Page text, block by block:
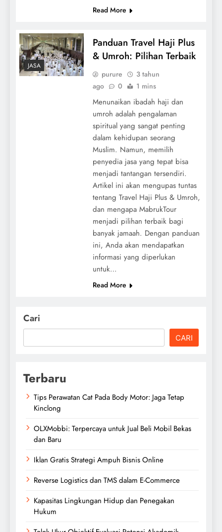
Read More
JASA
Panduan Travel Haji Plus
& Umroh: Pilihan Terbaik
purure
3 tahun
ago
0 1 mins
Menunaikan ibadah haji dan
umroh adalah pengalaman
spiritual yang sangat penting
dalam kehidupan seorang
Muslim. Namun, memilih
penyedia jasa yang tepat bisa
menjadi tantangan tersendiri.
Artikel ini akan mengupas tuntas
tentang Travel Haji Plus & Umroh,
dan mengapa MabrukTour
menjadi pilihan terbaik bagi
banyak jamaah. Dengan panduan
ini, Anda akan mendapatkan
informasi yang diperlukan
untuk…
Read More
Cari
CARI
Terbaru
Tips Perawatan Cat Pada Body Motor: Jaga Tetap
Kinclong
OLXMobbi: Terpercaya untuk Jual Beli Mobil Bekas
dan Baru
Iklan Gratis Strategi Ampuh Bisnis Online
Reverse Logistics dan TMS dalam E-Commerce
Kapasitas Lingkungan Hidup dan Penegakan
Hukum